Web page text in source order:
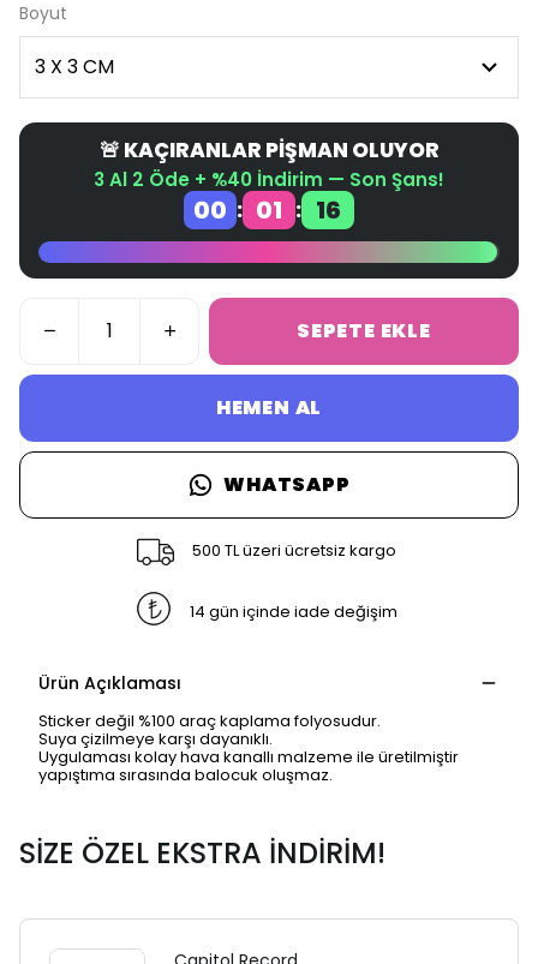
Boyut
🚨 KAÇIRANLAR PİŞMAN OLUYOR
3 Al 2 Öde + %40 İndirim — Son Şans!
00 : 01 : 15
SEPETE EKLE
HEMEN AL
WHATSAPP
500 TL üzeri ücretsiz kargo
14 gün içinde iade değişim
Ürün Açıklaması
Sticker değil %100 araç kaplama folyosudur.
Suya çizilmeye karşı dayanıklı.
Uygulaması kolay hava kanallı malzeme ile üretilmiştir
yapıştıma sırasında balocuk oluşmaz.
SİZE ÖZEL EKSTRA İNDİRİM!